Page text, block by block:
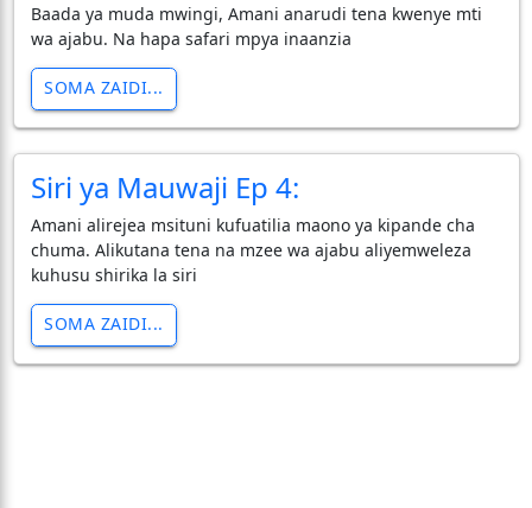
Baada ya muda mwingi, Amani anarudi tena kwenye mti
wa ajabu. Na hapa safari mpya inaanzia
SOMA ZAIDI...
Siri ya Mauwaji Ep 4:
Amani alirejea msituni kufuatilia maono ya kipande cha
chuma. Alikutana tena na mzee wa ajabu aliyemweleza
kuhusu shirika la siri
SOMA ZAIDI...